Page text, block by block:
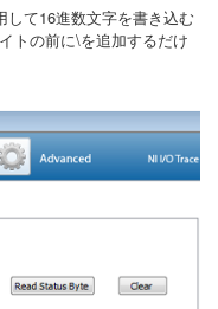
て16進数文字を書き込む
トの前に\を追加するだけ